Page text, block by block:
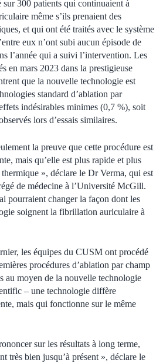
sur 300 patients qui continuaient à
même s’ils prenaient des
et qui ont été traités avec le système
eux n’ont subi aucun épisode de
l’année qui a suivi l’intervention. Les
en mars 2023 dans la prestigieuse
que la nouvelle technologie est
standard d’ablation par
indésirables minimes (0,7 %), soit
lors d’essais similaires.
la preuve que cette procédure est
mais qu’elle est plus rapide et plus
», déclare le Dr Verma, qui est
de médecine à l’Université McGill.
pourraient changer la façon dont les
soignent la fibrillation auriculaire à
les équipes du CUSM ont procédé
procédures d’ablation par champ
au moyen de la nouvelle technologie
– une technologie diffère
mais qui fonctionne sur le même
sur les résultats à long terme,
très bien jusqu’à présent », déclare le